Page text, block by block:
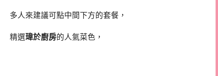
多人來建議可點中間下方的套餐，
精選瑋於廚房的人氣菜色，